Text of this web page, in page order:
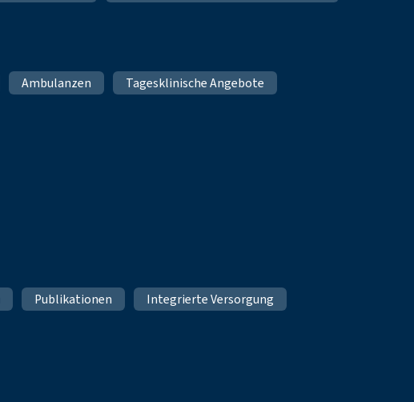
Ambulanzen
Tagesklinische Angebote
Publikationen Integrierte Versorgung